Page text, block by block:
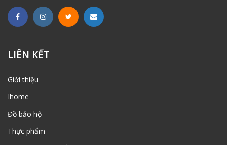
LIÊN KẾT
Giới thiệu
Ihome
Đồ bảo hộ
Thực phẩm